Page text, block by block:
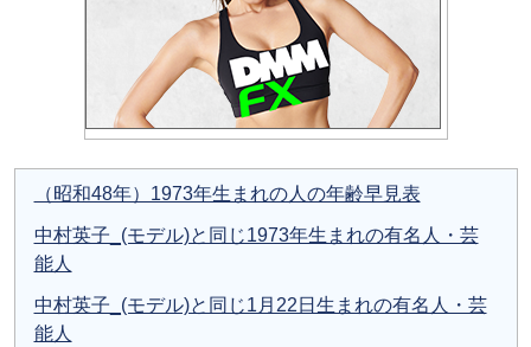
（昭和48年）1973年生まれの人の年齢早見表
中村英子_(モデル)と同じ1973年生まれの有名人・芸
能人
中村英子_(モデル)と同じ1月22日生まれの有名人・芸
能人